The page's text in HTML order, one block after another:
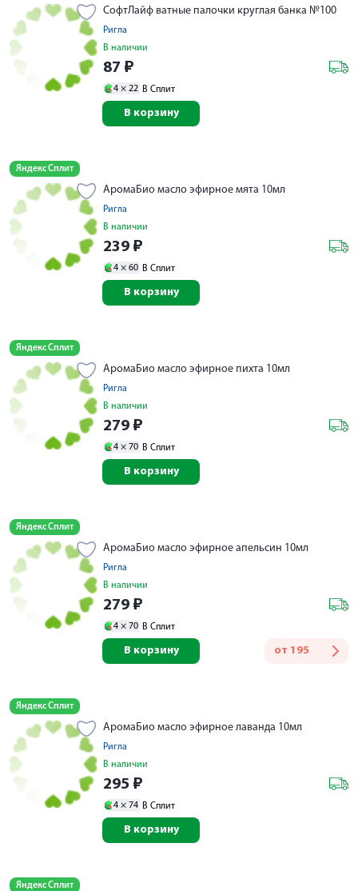
СофтЛайф ватные палочки круглая банка №100
Ригла
В наличии
87 ₽
4 × 22 В Сплит
В корзину
Яндекс Сплит
АромаБио масло эфирное мята 10мл
Ригла
В наличии
239 ₽
4 × 60 В Сплит
В корзину
Яндекс Сплит
АромаБио масло эфирное пихта 10мл
Ригла
В наличии
279 ₽
4 × 70 В Сплит
В корзину
Яндекс Сплит
АромаБио масло эфирное апельсин 10мл
Ригла
В наличии
279 ₽
4 × 70 В Сплит
от 195
В корзину
Яндекс Сплит
АромаБио масло эфирное лаванда 10мл
Ригла
В наличии
295 ₽
4 × 74 В Сплит
В корзину
Яндекс Сплит